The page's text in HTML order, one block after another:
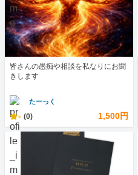
皆さんの愚痴や相談を私なりにお聞
きします
たーっく
- (0) 1,500円